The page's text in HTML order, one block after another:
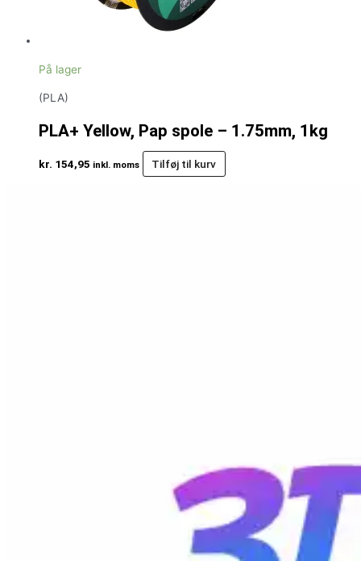
På lager
(PLA)
PLA+ Yellow, Pap spole – 1.75mm, 1kg
kr. 154,95 inkl. moms Tilføj til kurv